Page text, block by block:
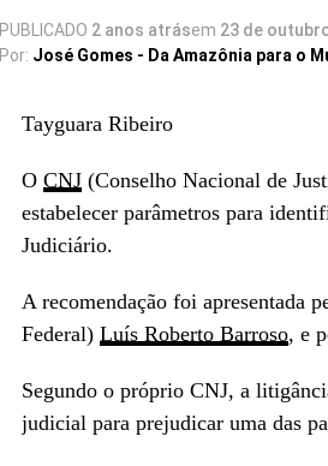
PUBLICADO 2 anos atrásem 23 de
Por: José Gomes - Da Amazônia para o
Tayguara Ribeiro
O CNJ (Conselho Nacional de
estabelecer parâmetros para
Judiciário.
A recomendação foi apresentada
Federal) Luís Roberto Barroso, e
Segundo o próprio CNJ, a
judicial para prejudicar uma das